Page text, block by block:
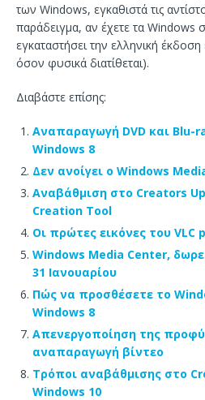
των Windows, εγκαθιστά τις
παράδειγμα, αν έχετε τα Windows
εγκαταστήσει την ελληνική
όσον φυσικά διατίθεται).
Διαβάστε επίσης:
Αναπαραγωγή DVD και Blu-
Windows 8
Δεν ανοίγει ο Windows
Αναβάθμιση στο Creators
Creation Tool
Οι πρώτες εικόνες του VLC
Windows Media Center,
31 Ιανουαρίου
Πώς να προσθέσετε το
Windows 8
Απενεργοποίηση της
αναπαραγωγή βίντεο
Τρόποι αναβάθμισης στο
Windows 10